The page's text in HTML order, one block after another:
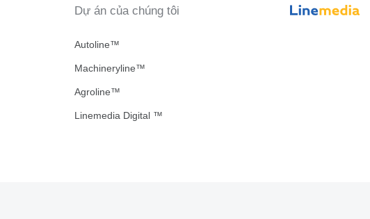
Dự án của chúng tôi
Autoline™
Machineryline™
Agroline™
Linemedia Digital ™